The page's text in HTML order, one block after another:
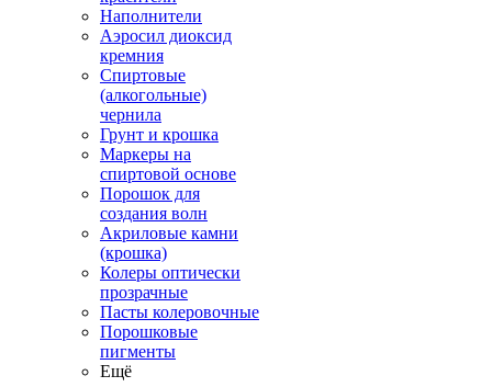
Наполнители
Аэросил диоксид
кремния
Спиртовые
(алкогольные)
чернила
Грунт и крошка
Маркеры на
спиртовой основе
Порошок для
создания волн
Акриловые камни
(крошка)
Колеры оптически
прозрачные
Пасты колеровочные
Порошковые
пигменты
Ещё